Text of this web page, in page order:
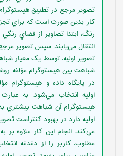
تصوير مرجع در تطبيق
کار بدين صورت است که براي
انتقال مي‌يابند. سپس تصوير
تصوير اوليه، توسط يک معيار
شباهت بين هيستوگرام مؤلفه
در پايگاه داده و هيستوگرام
اوليه انتخاب مي‌شود. به
هيستوگرام آن شباهت بيشتري
اوليه دارد در بهبود کنتراست
مي‌کند. انجام اين کار علاوه بر
مطلوب، کاربر را از دغدغه